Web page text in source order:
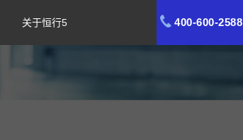
400-600-2588
关于恒行5